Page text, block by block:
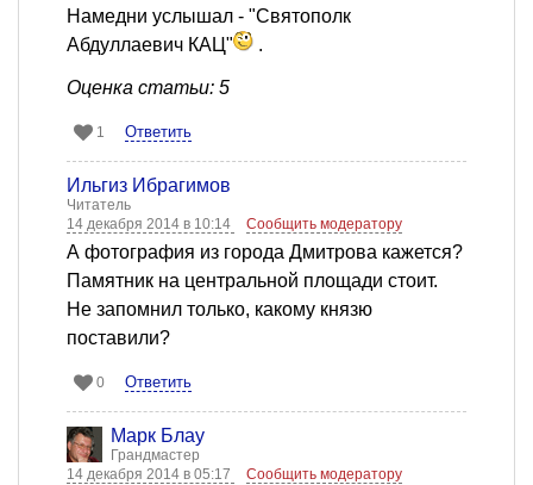
Намедни услышал - "Святополк
Абдуллаевич КАЦ"
.
Оценка статьи: 5
1 Ответить
Ильгиз Ибрагимов
Читатель
14 декабря 2014 в 10:14
Сообщить модератору
А фотография из города Дмитрова кажется?
Памятник на центральной площади стоит.
Не запомнил только, какому князю
поставили?
0 Ответить
Марк Блау
Грандмастер
14 декабря 2014 в 05:17
Сообщить модератору